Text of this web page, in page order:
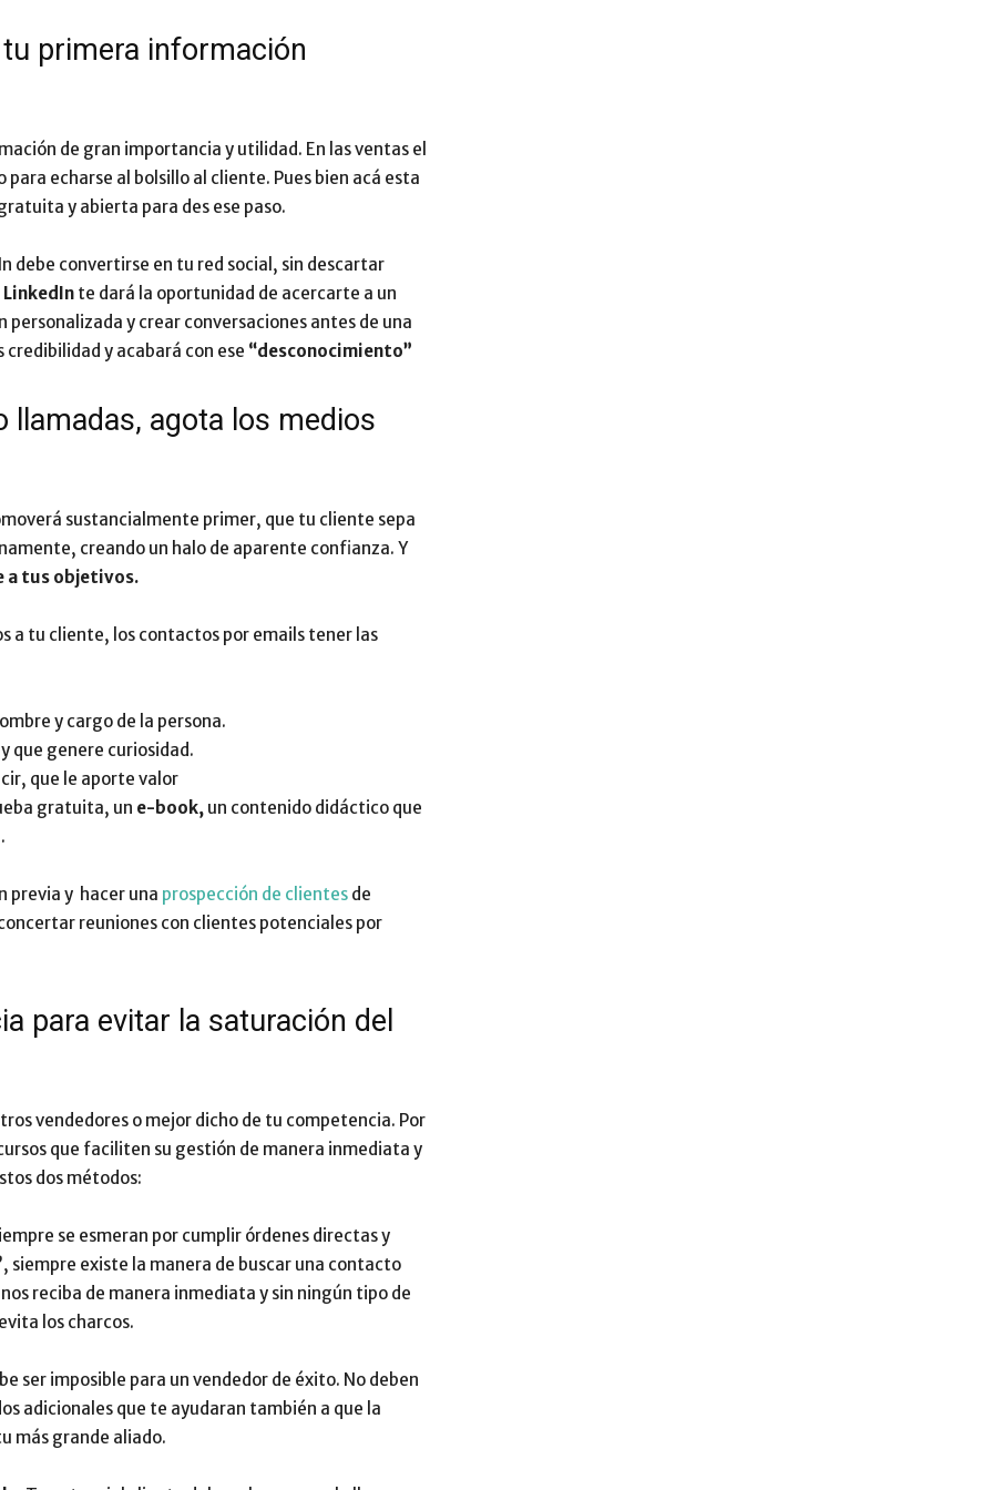
primera información
de gran importancia y utilidad. En las ventas el
echarse al bolsillo al cliente. Pues bien acá esta
y abierta para des ese paso.
debe convertirse en tu red social, sin descartar
LinkedIn te dará la oportunidad de acercarte a un
y crear conversaciones antes de una
y acabará con ese “desconocimiento”
agota los medios
sustancialmente primer, que tu cliente sepa
creando un halo de aparente confianza. Y
a tus objetivos.
a tu cliente, los contactos por emails tener las
y cargo de la persona.
que genere curiosidad.
que le aporte valor
gratuita, un e-book, un contenido didáctico que
.
previa y hacer una prospección de clientes de
reuniones con clientes potenciales por
para evitar la saturación del
vendedores o mejor dicho de tu competencia. Por
que faciliten su gestión de manera inmediata y
dos métodos:
se esmeran por cumplir órdenes directas y
siempre existe la manera de buscar una contacto
reciba de manera inmediata y sin ningún tipo de
los charcos.
ser imposible para un vendedor de éxito. No deben
adicionales que te ayudaran también a que la
más grande aliado.